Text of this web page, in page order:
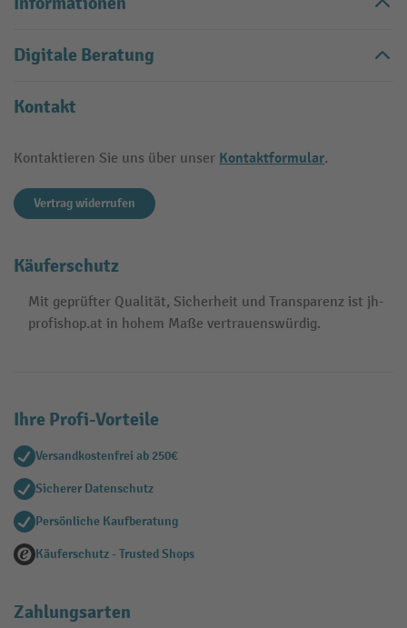
Digitale Beratung
Kontakt
Kontaktieren Sie uns über unser Kontaktformular.
Vertrag widerrufen
Käuferschutz
Mit geprüfter Qualität, Sicherheit und Transparenz ist jh-
profishop.at in hohem Maße vertrauenswürdig.
Ihre Profi-Vorteile
Versandkostenfrei ab 250€
Sicherer Datenschutz
Persönliche Kaufberatung
Käuferschutz - Trusted Shops
Zahlungsarten